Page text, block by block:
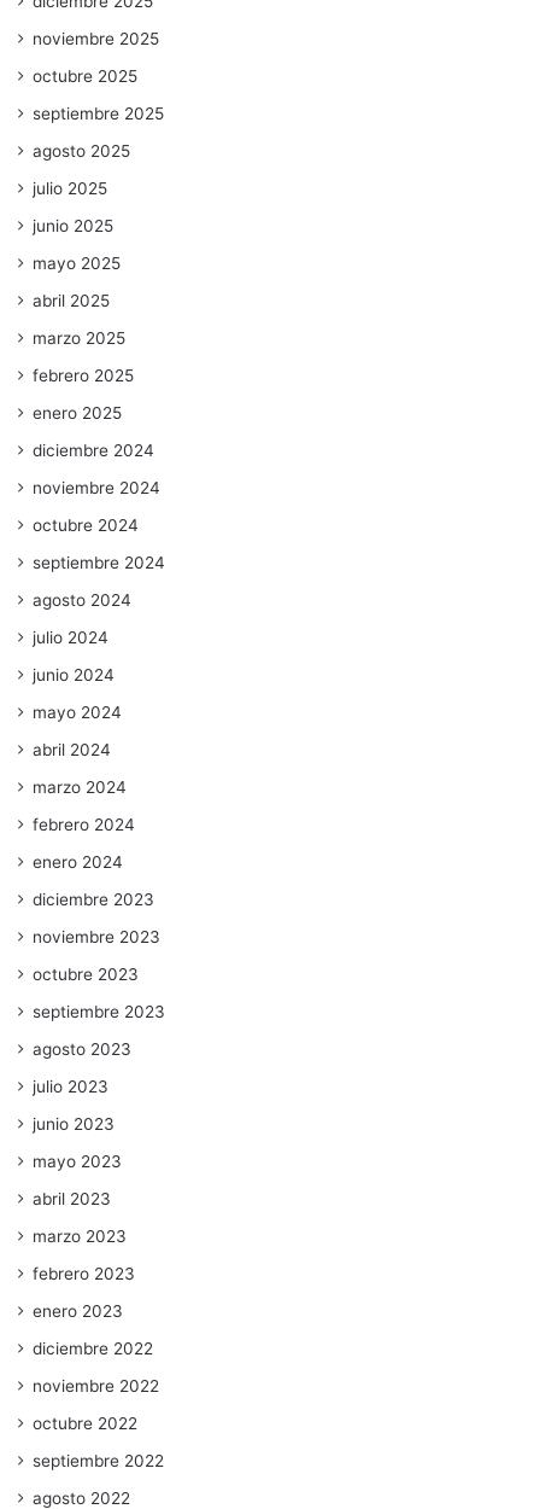
noviembre 2025
octubre 2025
septiembre 2025
agosto 2025
julio 2025
junio 2025
mayo 2025
abril 2025
marzo 2025
febrero 2025
enero 2025
diciembre 2024
noviembre 2024
octubre 2024
septiembre 2024
agosto 2024
julio 2024
junio 2024
mayo 2024
abril 2024
marzo 2024
febrero 2024
enero 2024
diciembre 2023
noviembre 2023
octubre 2023
septiembre 2023
agosto 2023
julio 2023
junio 2023
mayo 2023
abril 2023
marzo 2023
febrero 2023
enero 2023
diciembre 2022
noviembre 2022
octubre 2022
septiembre 2022
agosto 2022